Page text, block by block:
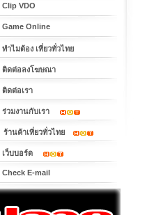
Clip VDO
Game Online
ทำไมต้อง เที่ยวทั่วไทย
ติดต่อลงโฆษณา
ติดต่อเรา
ร่วมงานกับเรา
ร้านค้าเที่ยวทั่วไทย
เว็บบอร์ด
Check E-mail